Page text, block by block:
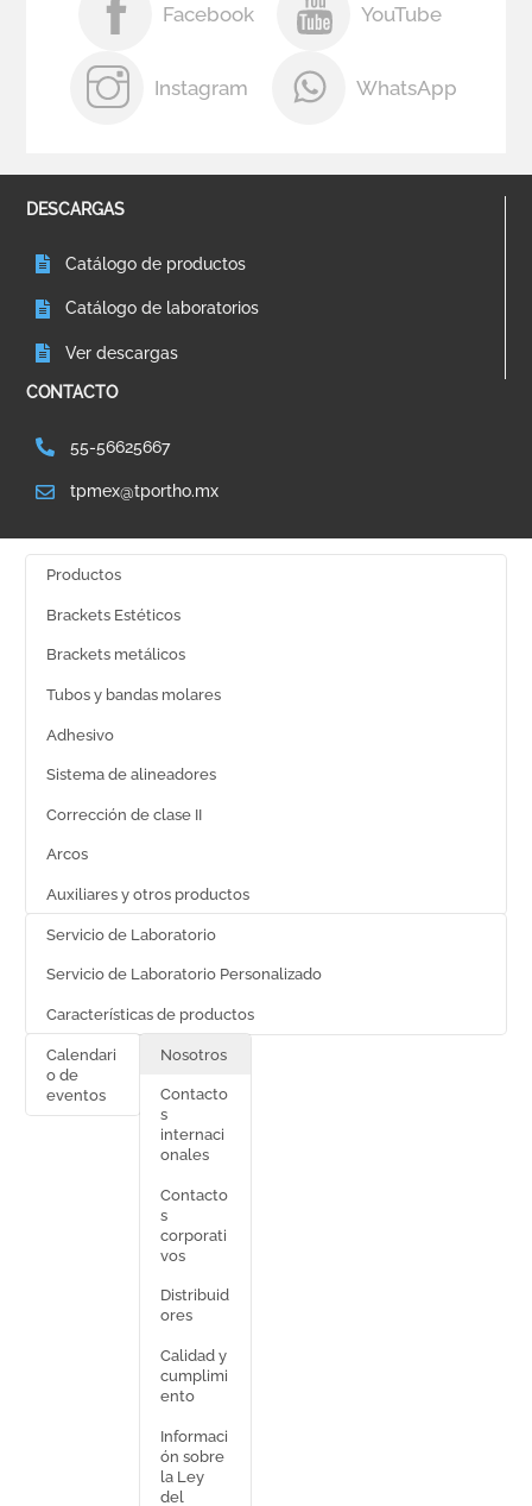
Facebook YouTube
Instagram WhatsApp
DESCARGAS
Catálogo de productos
Catálogo de laboratorios
Ver descargas
CONTACTO
55-56625667
tpmex@tportho.mx
Productos
Brackets Estéticos
Brackets metálicos
Tubos y bandas molares
Adhesivo
Sistema de alineadores
Corrección de clase II
Arcos
Auxiliares y otros productos
Servicio de Laboratorio
Servicio de Laboratorio Personalizado
Características de productos
Calendari
o de
eventos
Nosotros
Contacto
s
internaci
onales
Contacto
s
corporati
vos
Distribuid
ores
Calidad y
cumplimi
ento
Informaci
ón sobre
la Ley
del